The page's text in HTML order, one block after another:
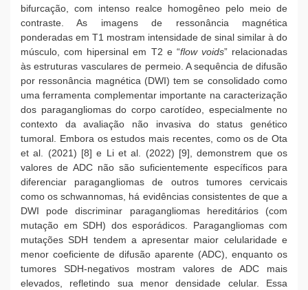
bifurcação, com intenso realce homogêneo pelo meio de
contraste. As imagens de ressonância magnética
ponderadas em T1 mostram intensidade de sinal similar à do
músculo, com hipersinal em T2 e “flow voids” relacionadas
às estruturas vasculares de permeio. A sequência de difusão
por ressonância magnética (DWI) tem se consolidado como
uma ferramenta complementar importante na caracterização
dos paragangliomas do corpo carotídeo, especialmente no
contexto da avaliação não invasiva do status genético
tumoral. Embora os estudos mais recentes, como os de Ota
et al. (2021) [8] e Li et al. (2022) [9], demonstrem que os
valores de ADC não são suficientemente específicos para
diferenciar paragangliomas de outros tumores cervicais
como os schwannomas, há evidências consistentes de que a
DWI pode discriminar paragangliomas hereditários (com
mutação em SDH) dos esporádicos. Paragangliomas com
mutações SDH tendem a apresentar maior celularidade e
menor coeficiente de difusão aparente (ADC), enquanto os
tumores SDH-negativos mostram valores de ADC mais
elevados, refletindo sua menor densidade celular. Essa